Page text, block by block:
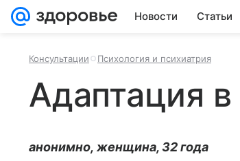
Новости Статьи
Консультации Психология и психиатрия
Адаптация
анонимно, женщина, 32 года